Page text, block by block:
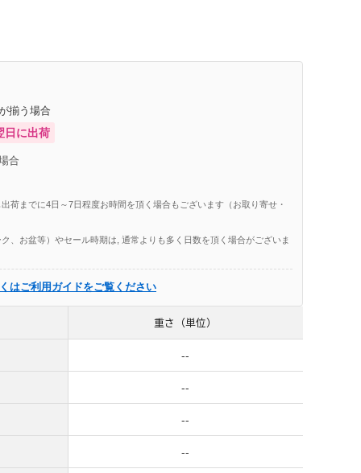
揃う場合
日に出荷
合
荷までに4日～7日程度お時間を頂く場合もございます（お取り寄せ・
、お盆等）やセール時期は, 通常よりも多く日数を頂く場合がございま
はご利用ガイドをご覧ください
重さ（単位）
--
--
--
--